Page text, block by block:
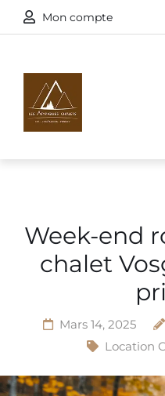
Mon compte
Week-end
chalet
Mars 14, 2025
Location